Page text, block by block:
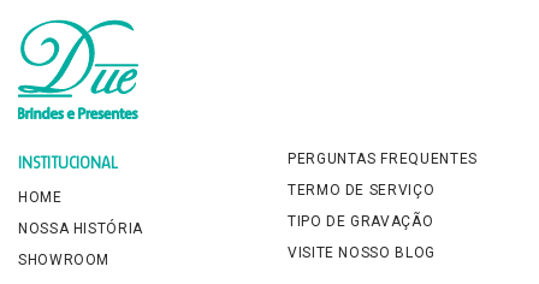
INSTITUCIONAL
HOME
NOSSA HISTÓRIA
SHOWROOM
PERGUNTAS FREQUENTES
TERMO DE SERVIÇO
TIPO DE GRAVAÇÃO
VISITE NOSSO BLOG